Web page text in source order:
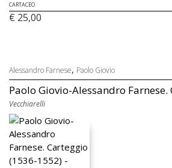
CARTACEO
€ 25,00
Alessandro Farnese, Paolo Giovio
Paolo Giovio-Alessandro Farnese.
Vecchiarelli